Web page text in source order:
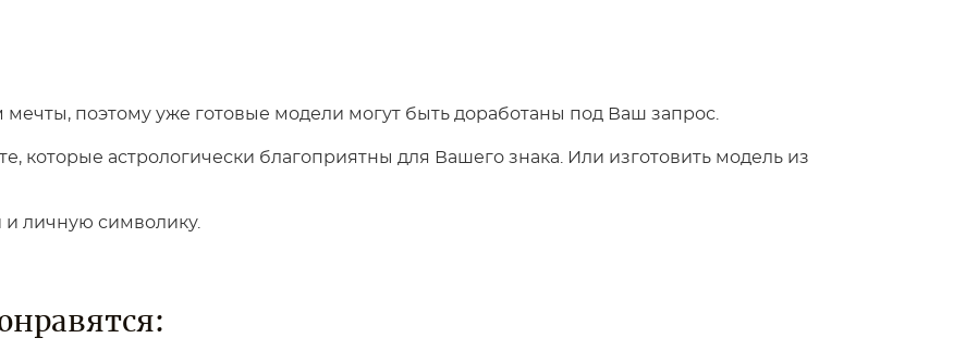
поэтому уже готовые модели могут быть доработаны под Ваш запрос.
которые астрологически благоприятны для Вашего знака. Или изготовить модель из
и личную символику.